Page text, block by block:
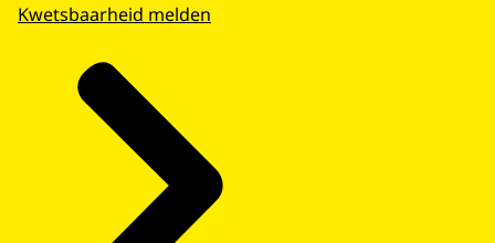
Kwetsbaarheid melden